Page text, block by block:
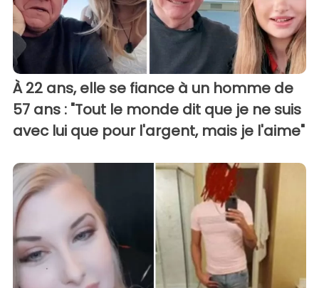
À 22 ans, elle se fiance à un homme de
57 ans : "Tout le monde dit que je ne suis
avec lui que pour l'argent, mais je l'aime"